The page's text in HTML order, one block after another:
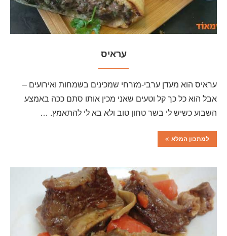
עראיס
עראיס הוא מעדן ערבי-מזרחי שמכינים בשמחות ואירועים –
אבל הוא כל כך קל וטעים שאני מכין אותו סתם ככה באמצע
השבוע כשיש לי בשר טחון טוב ולא בא לי להתאמץ. …
למתכון המלא